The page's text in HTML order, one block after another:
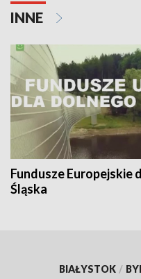
INNE
Fundusze Europejskie
Śląska
BIAŁYSTOK /